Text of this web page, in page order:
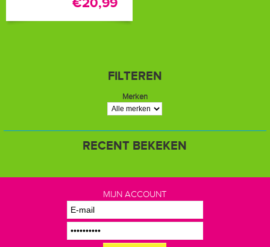
€20,99
FILTEREN
Merken
RECENT BEKEKEN
MIJN ACCOUNT